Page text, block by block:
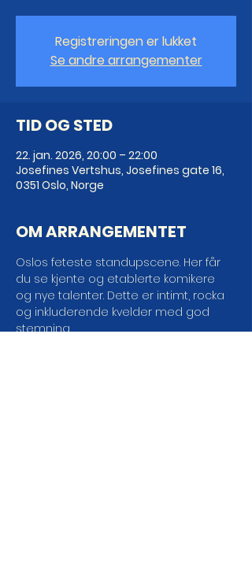
Registreringen er lukket
Se andre arrangementer
TID OG STED
22. jan. 2026, 20:00 – 22:00
Josefines Vertshus, Josefines gate 16,
0351 Oslo, Norge
OM ARRANGEMENTET
Oslos feteste standupscene. Her får
du se kjente og etablerte komikere
og nye talenter. Dette er intimt, rocka
og inkluderende kvelder med god
stemning.